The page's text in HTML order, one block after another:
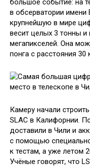
большое событие: на
в обсерватории имени
крупнейшую в мире
весит целых 3 тонны и
мегапикселей. Она
понга с расстояния 30
Камеру начали
SLAC в Калифорнии.
доставили в Чили и
с помощью
к тестам, а уже летом
Учёные говорят, что